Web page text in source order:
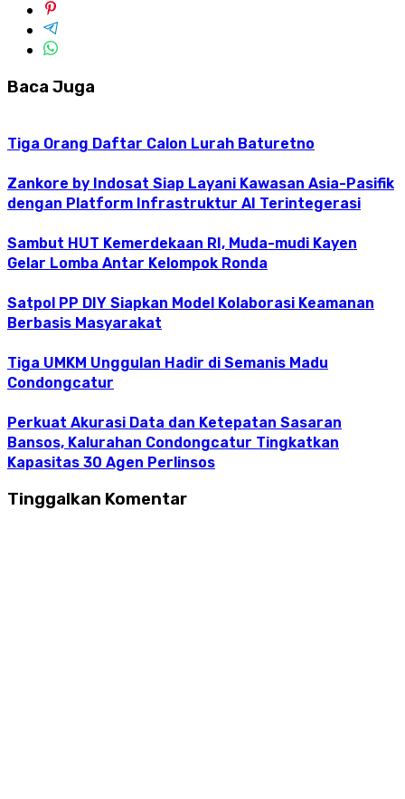
Baca Juga
Tiga Orang Daftar Calon Lurah Baturetno
Zankore by Indosat Siap Layani Kawasan Asia-Pasifik
dengan Platform Infrastruktur AI Terintegerasi
Sambut HUT Kemerdekaan RI, Muda-mudi Kayen
Gelar Lomba Antar Kelompok Ronda
Satpol PP DIY Siapkan Model Kolaborasi Keamanan
Berbasis Masyarakat
Tiga UMKM Unggulan Hadir di Semanis Madu
Condongcatur
Perkuat Akurasi Data dan Ketepatan Sasaran
Bansos, Kalurahan Condongcatur Tingkatkan
Kapasitas 30 Agen Perlinsos
Tinggalkan Komentar